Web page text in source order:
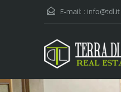
E-mail: : info@tdl.it